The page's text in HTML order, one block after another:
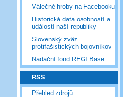
Válečné hroby na Facebooku
Historická data osobností a
událostí naší republiky
Slovenský zväz
protifašistických bojovníkov
Nadační fond REGI Base
RSS
Přehled zdrojů